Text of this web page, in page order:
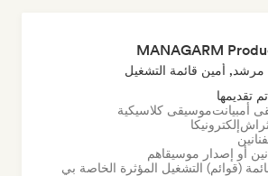
MANAGARM
مرشد, أمين قائمة التشغيل
أمبيانتموسيقى كلاسيكية
إلكترونيكا
أو إصدار موسيقاهم
(قوائم) التشغيل المؤثرة الخاصة بي